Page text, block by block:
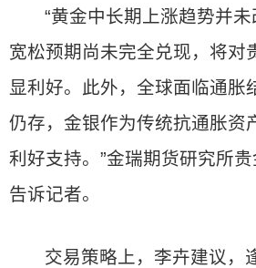
“黄金中长期上涨趋势并
宽松预期尚未完全兑现，将对
显利好。此外，全球面临通胀
仍存，金银作为传统抗通胀资
利好支持。”金瑞期货研究所
告诉记者。
交易策略上，李卉建议，